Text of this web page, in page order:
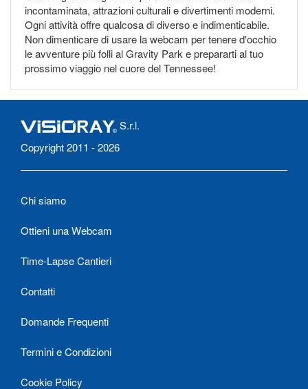
incontaminata, attrazioni culturali e divertimenti moderni.
Ogni attività offre qualcosa di diverso e indimenticabile.
Non dimenticare di usare la webcam per tenere d'occhio
le avventure più folli al Gravity Park e prepararti al tuo
prossimo viaggio nel cuore del Tennessee!
S.r.l.
Copyright 2011 - 2026
Chi siamo
Ottieni una Webcam
Time-Lapse Cantieri
Contatti
Domande Frequenti
Termini e Condizioni
Cookie Policy